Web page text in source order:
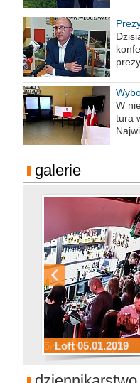
nie
W
tura
galerie
Loft 05.01.2019
Sylwester
Sylwester
Sylwester Hotel
Sylwester
Sylwester Loft